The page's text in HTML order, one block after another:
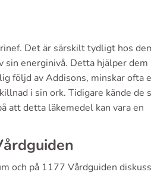
Det är särskilt tydligt hos
sin energinivå. Detta hjälper
följd av Addisons, minskar ofta
i sin ork. Tidigare kände de
att detta läkemedel kan vara en
och på 1177 Vårdguiden